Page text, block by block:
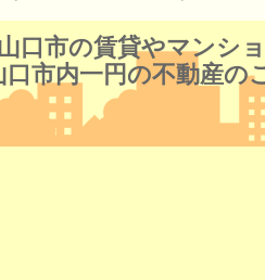
口市の賃貸やマンシ
口市内一円の不動産の